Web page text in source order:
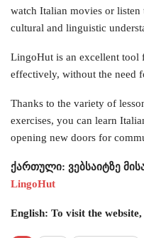
watch Italian movies or
cultural and linguistic
LingoHut is an excellent tool
effectively, without the need
Thanks to the variety of
exercises, you can learn
opening new doors for
ქართული: ვებსაიტზე
LingoHut
English: To visit the